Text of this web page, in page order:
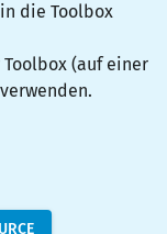
die Toolbox
(auf einer